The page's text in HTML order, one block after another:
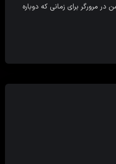
در مرورگر برای زمانی که دوباره